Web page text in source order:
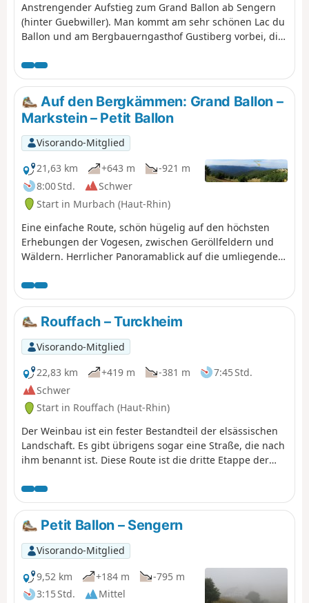
Anstrengender Aufstieg zum Grand Ballon ab Sengern
(hinter Guebwiller). Man kommt am sehr schönen Lac du
Ballon und am Bergbauerngasthof Gustiberg vorbei, die
Auf den Bergkämmen: Grand Ballon –
Markstein – Petit Ballon
Visorando-Mitglied
21,63 km
+643 m
-921 m
8:00 Std.
Schwer
Start in Murbach (Haut-Rhin)
Eine einfache Route, schön hügelig auf den höchsten
Erhebungen der Vogesen, zwischen Geröllfeldern und
Wäldern. Herrlicher Panoramablick auf die umliegenden
Rouffach – Turckheim
Visorando-Mitglied
22,83 km
+419 m -381 m
7:45 Std.
Schwer
Start in Rouffach (Haut-Rhin)
Der Weinbau ist ein fester Bestandteil der elsässischen
Landschaft. Es gibt übrigens sogar eine Straße, die nach
ihm benannt ist. Diese Route ist die dritte Etappe der
Turckheim. Außerhalb der Dörfer gibt es zahlreiche
Aussichtspunkte, die fast allgegenwärtig sind. Die Dörfer
selbst sind sehr typisch mit hübschen Fachwerkhäusern
und besitzen einen unbestreitbaren Charme. Auch das
kulturelle Erbe ist ebenso gut vertreten.
Petit Ballon – Sengern
Visorando-Mitglied
9,52 km
+184 m
-795 m
3:15 Std.
Mittel